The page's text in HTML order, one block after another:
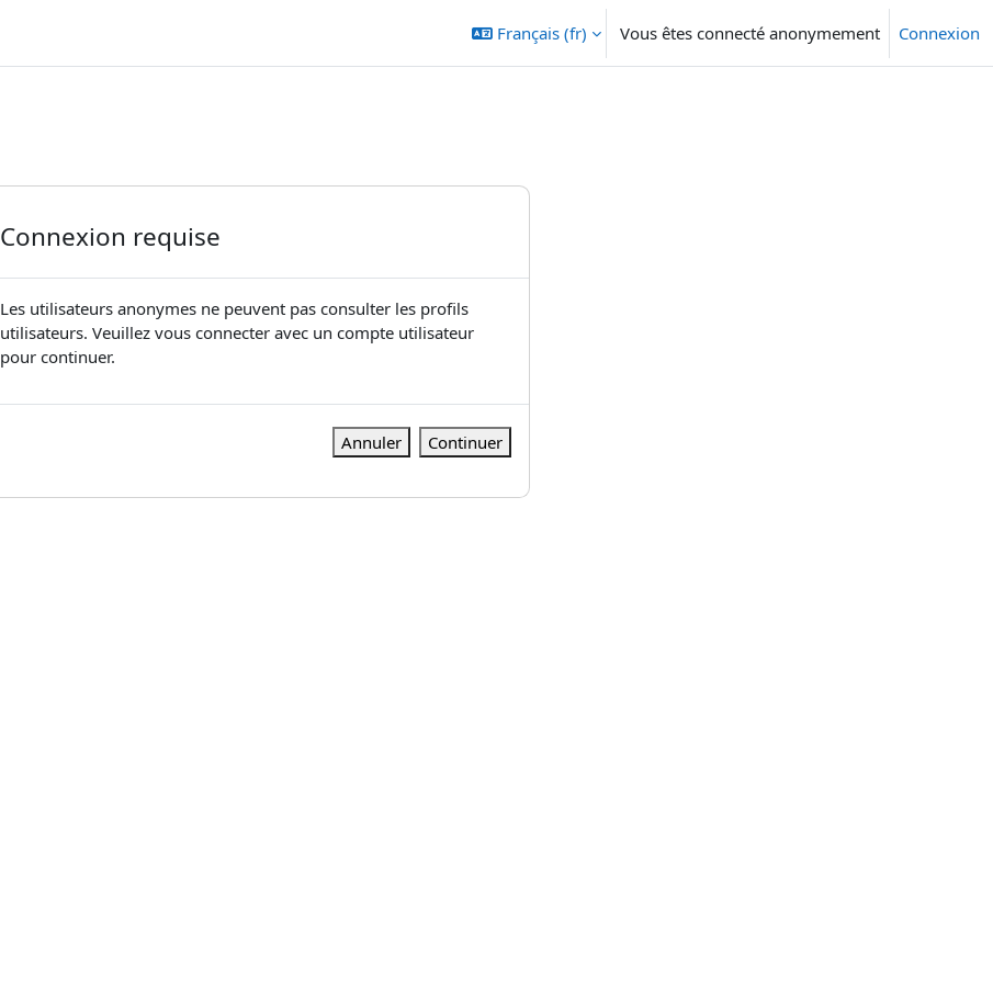
Français ‎(fr)‎ Vous êtes connecté anonymement Connexion
Connexion requise
Les utilisateurs anonymes ne peuvent pas consulter les profils
utilisateurs. Veuillez vous connecter avec un compte utilisateur
pour continuer.
Annuler Continuer